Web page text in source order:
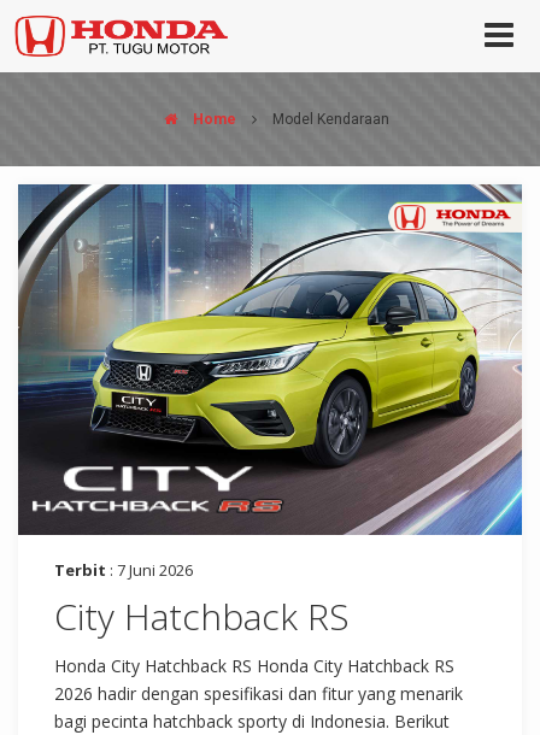
Home Model Kendaraan
Terbit : 7 Juni 2026
City Hatchback RS
Honda City Hatchback RS Honda City Hatchback RS
2026 hadir dengan spesifikasi dan fitur yang menarik
bagi pecinta hatchback sporty di Indonesia. Berikut